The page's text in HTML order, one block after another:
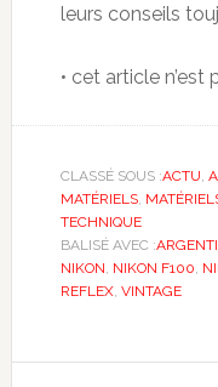
leurs conseils
• cet article n’est
CLASSÉ SOUS :ACTU,
MATÉRIELS,
TECHNIQUE
BALISÉ AVEC :
NIKON, NIKON F100,
REFLEX, VINTAGE